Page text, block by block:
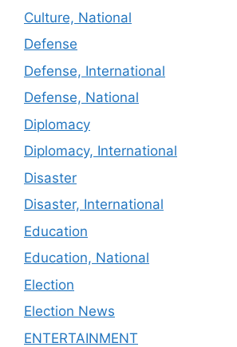
Culture, National
Defense
Defense, International
Defense, National
Diplomacy
Diplomacy, International
Disaster
Disaster, International
Education
Education, National
Election
Election News
ENTERTAINMENT